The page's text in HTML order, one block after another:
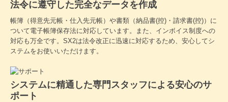
法令に遵守した完全なデータを作成
帳簿（得意先元帳・仕入先元帳）や書類（納品書(控)・請求書(控)）に
ついて電子帳簿保存法に対応しています。また、インボイス制度への
対応も万全です。SX2は法令改正に迅速に対応するため、安心してシ
ステムをお使いいただけます。
システムに精通した専門スタッフによる安心のサ
ポート